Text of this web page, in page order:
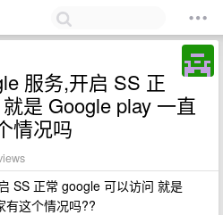
服务,开启 SS 正
是 Google play 一直
情况吗
SS 正常 google 可以访问 就是
有这个情况吗??